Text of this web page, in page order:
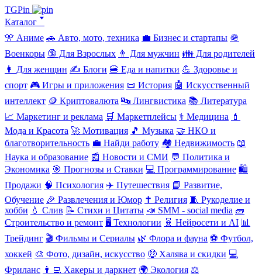
TGPin
Каталог 🢓
🎌 Аниме 🚗 Авто, мото, техника 💼 Бизнес и стартапы 🪖
Военкоры 🔞 Для Взрослых 👨 Для мужчин 👪 Для родителей
👩 Для женщин ✍️ Блоги 🍔 Еда и напитки 💪 Здоровье и
спорт 🎮 Игры и приложения 📜 История 🤖 Искусственный
интеллект 🪙 Криптовалюта 🔤 Лингвистика 📚 Литература
📈 Маркетинг и реклама 🛒 Маркетплейсы ⚕️ Медицина 💄
Мода и Красота 🚀 Мотивация 🎵 Музыка 🤝 НКО и
благотворительность 💼 Найди работу 🏘️ Недвижимость 📖
Наука и образование 📰 Новости и СМИ 💬 Политика и
Экономика 🎯 Прогнозы и Ставки 💻 Программирование 🛍️
Продажи 🧠 Психология ✈️ Путешествия 📘 Развитие,
Обучение 🎉 Развлечения и Юмор ✝️ Религия 🧵 Рукоделие и
хобби 💧 Слив 📝 Стихи и Цитаты 📣 SMM - social media 🧱
Строительство и ремонт 🖥️ Технологии 🧬 Нейросети и AI 📊
Трейдинг 🎬 Фильмы и Сериалы 🌿 Флора и фауна ⚽ Футбол,
хоккей 🎨 Фото, дизайн, искусство 🤑 Халява и скидки 💻
Фриланс 👨‍💻 Хакеры и даркнет 🌍 Экология ⚖️